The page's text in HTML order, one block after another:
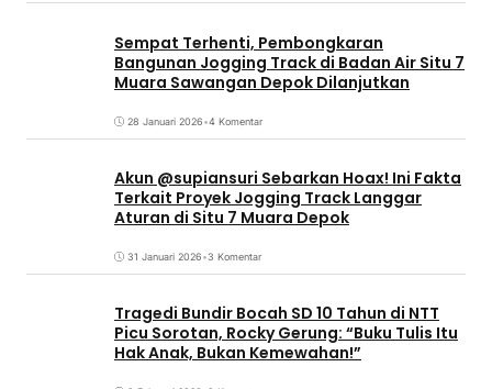
Sempat Terhenti, Pembongkaran
Bangunan Jogging Track di Badan Air Situ 7
Muara Sawangan Depok Dilanjutkan
28 Januari 2026•4 Komentar
Akun @supiansuri Sebarkan Hoax! Ini Fakta
Terkait Proyek Jogging Track Langgar
Aturan di Situ 7 Muara Depok
31 Januari 2026•3 Komentar
Tragedi Bundir Bocah SD 10 Tahun di NTT
Picu Sorotan, Rocky Gerung: “Buku Tulis Itu
Hak Anak, Bukan Kemewahan!”